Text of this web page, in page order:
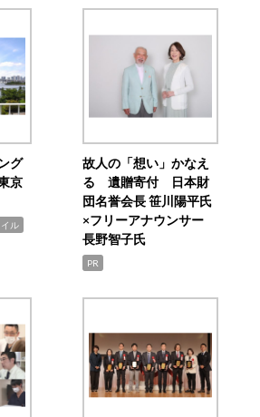
グ
京
ル
故人の「想い」かなえ
る 遺贈寄付 日本財
団名誉会長 笹川陽平氏
×フリーアナウンサー
長野智子氏
PR